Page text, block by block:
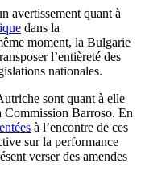
avertissement quant à
dans la
moment, la Bulgarie
l’entièreté des
nationales.
sont quant à elle
Commission Barroso. En
à l’encontre de ces
sur la performance
verser des amendes